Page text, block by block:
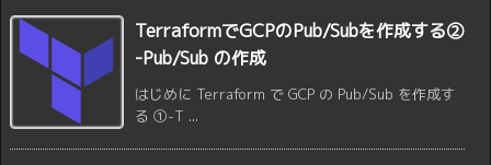
TerraformでGCPのPub/Subを作成する②
-Pub/Sub の作成
はじめに Terraform で GCP の Pub/Sub を作成す
る ①-T ...